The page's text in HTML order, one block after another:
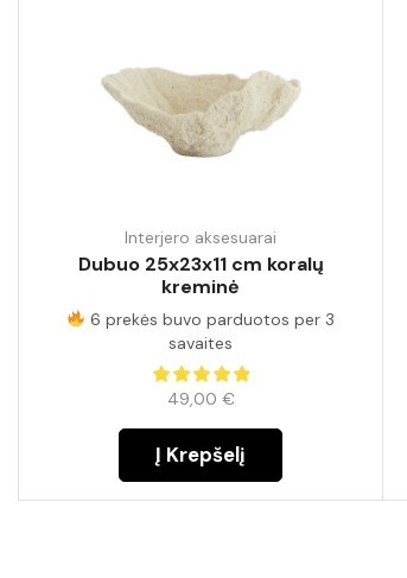
Interjero aksesuarai
Dubuo 25x23x11 cm koralų
kreminė
6 prekės buvo parduotos per 3
savaites
49,00 €
Į Krepšelį